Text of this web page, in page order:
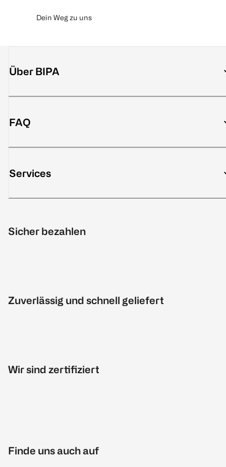
Dein Weg zu uns
Über BIPA
FAQ
Services
Sicher bezahlen
Zuverlässig und schnell geliefert
Wir sind zertifiziert
Finde uns auch auf